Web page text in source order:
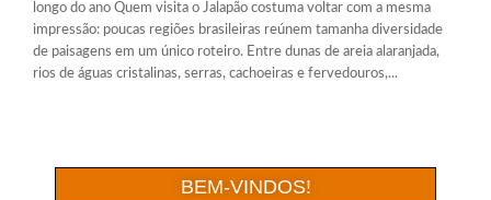
longo do ano Quem visita o Jalapão costuma voltar com a mesma
impressão: poucas regiões brasileiras reúnem tamanha diversidade
de paisagens em um único roteiro. Entre dunas de areia alaranjada,
rios de águas cristalinas, serras, cachoeiras e fervedouros,...
BEM-VINDOS!